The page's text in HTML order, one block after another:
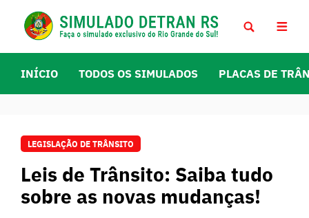
INÍCIO TODOS OS SIMULADOS PLACAS DE
LEGISLAÇÃO DE TRÂNSITO
Leis de Trânsito: Saiba tudo
sobre as novas mudanças!